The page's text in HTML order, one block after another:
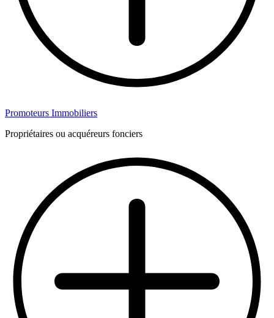
Promoteurs Immobiliers
Propriétaires ou acquéreurs fonciers